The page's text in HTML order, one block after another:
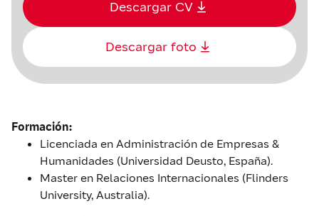
Descargar CV
Descargar foto
Formación:
Licenciada en Administración de Empresas &
Humanidades (Universidad Deusto, España).
Master en Relaciones Internacionales (Flinders
University, Australia).